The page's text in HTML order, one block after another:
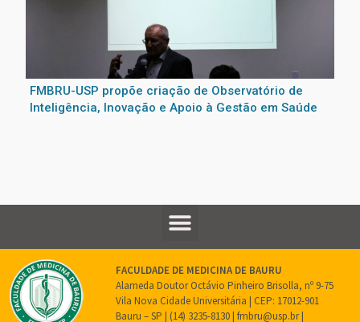
FMBRU-USP propõe criação de Observatório de
Inteligência, Inovação e Apoio à Gestão em Saúde
FACULDADE DE MEDICINA DE BAURU
Alameda Doutor Octávio Pinheiro Brisolla, nº 9-75
Vila Nova Cidade Universitária | CEP: 17012-901
Bauru – SP | (14) 3235-8130 | fmbru@usp.br |